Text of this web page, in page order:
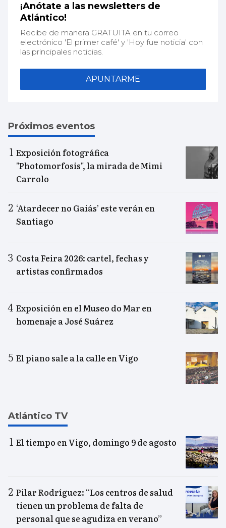
¡Anótate a las newsletters de
Atlántico!
Recibe de manera GRATUITA en tu correo
electrónico 'El primer café' y 'Hoy fue noticia' con
las principales noticias.
APUNTARME
Próximos eventos
Exposición fotográfica
"Photomorfosis", la mirada de Mimi
Carrolo
‘Atardecer no Gaiás’ este verán en
Santiago
Costa Feira 2026: cartel, fechas y
artistas confirmados
Exposición en el Museo do Mar en
homenaje a José Suárez
El piano sale a la calle en Vigo
Atlántico TV
El tiempo en Vigo, domingo 9 de agosto
Pilar Rodríguez: “Los centros de salud
tienen un problema de falta de
personal que se agudiza en verano”